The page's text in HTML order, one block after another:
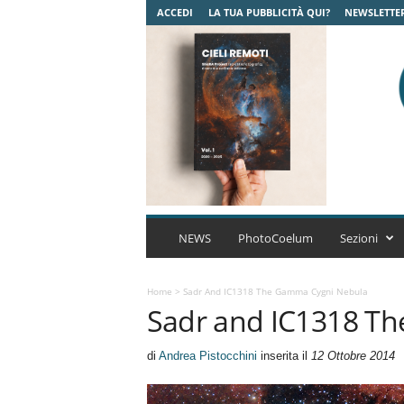
ACCEDI LA TUA PUBBLICITÀ QUI?
C
u
m
A
r
NEWS PhotoCoelum Sezioni
Home > Sadr And IC1318 The Gamma Cygni Nebula
Sadr and IC1318
di Andrea Pistocchini inserita il 12 Ottobre 2014